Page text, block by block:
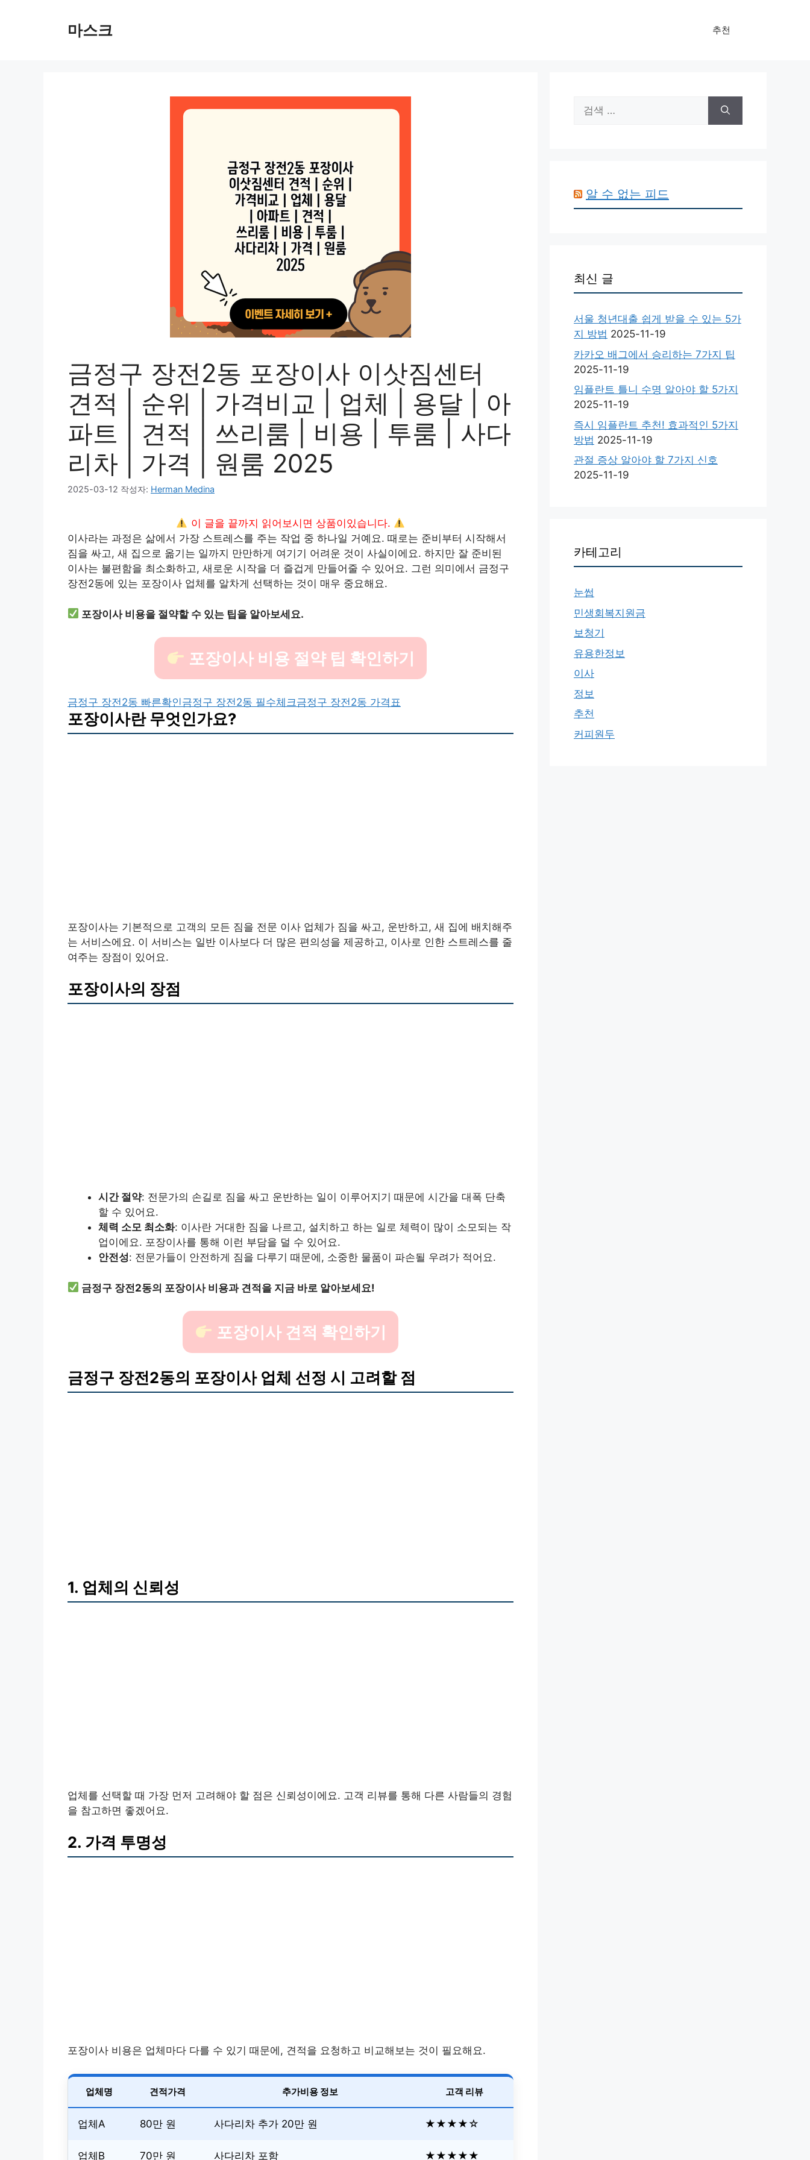
마스크 추천
금정구 장전2동 포장이사 이삿짐센터
견적 | 순위 | 가격비교 | 업체 | 용달 | 아
파트 | 견적 | 쓰리룸 | 비용 | 투룸 | 사다
리차 | 가격 | 원룸 2025
2025-03-12 작성자: Herman Medina
이 글을 끝까지 읽어보시면 상품이있습니다.
이사라는 과정은 삶에서 가장 스트레스를 주는 작업 중 하나일 거예요. 때로는 준비부터 시작해서
짐을 싸고, 새 집으로 옮기는 일까지 만만하게 여기기 어려운 것이 사실이에요. 하지만 잘 준비된
이사는 불편함을 최소화하고, 새로운 시작을 더 즐겁게 만들어줄 수 있어요. 그런 의미에서 금정구
장전2동에 있는 포장이사 업체를 알차게 선택하는 것이 매우 중요해요.
포장이사 비용을 절약할 수 있는 팁을 알아보세요.
포장이사 비용 절약 팁 확인하기
금정구 장전2동 빠른확인금정구 장전2동 필수체크금정구 장전2동 가격표
포장이사란 무엇인가요?
포장이사는 기본적으로 고객의 모든 짐을 전문 이사 업체가 짐을 싸고, 운반하고, 새 집에 배치해주
는 서비스에요. 이 서비스는 일반 이사보다 더 많은 편의성을 제공하고, 이사로 인한 스트레스를 줄
여주는 장점이 있어요.
포장이사의 장점
시간 절약: 전문가의 손길로 짐을 싸고 운반하는 일이 이루어지기 때문에 시간을 대폭 단축
할 수 있어요.
체력 소모 최소화: 이사란 거대한 짐을 나르고, 설치하고 하는 일로 체력이 많이 소모되는 작
업이에요. 포장이사를 통해 이런 부담을 덜 수 있어요.
안전성: 전문가들이 안전하게 짐을 다루기 때문에, 소중한 물품이 파손될 우려가 적어요.
금정구 장전2동의 포장이사 비용과 견적을 지금 바로 알아보세요!
포장이사 견적 확인하기
금정구 장전2동의 포장이사 업체 선정 시 고려할 점
1. 업체의 신뢰성
업체를 선택할 때 가장 먼저 고려해야 할 점은 신뢰성이에요. 고객 리뷰를 통해 다른 사람들의 경험
을 참고하면 좋겠어요.
2. 가격 투명성
포장이사 비용은 업체마다 다를 수 있기 때문에, 견적을 요청하고 비교해보는 것이 필요해요.
업체명 견적가격 추가비용 정보 고객 리뷰
업체A 80만 원 사다리차 추가 20만 원 ★★★★☆
업체B 70만 원 사다리차 포함 ★★★★★
색:
알 수 없는 피드
최신 글
서울 청년대출 쉽게 받을 수 있는 5가
지 방법 2025-11-19
카카오 배그에서 승리하는 7가지 팁
2025-11-19
임플란트 틀니 수명 알아야 할 5가지
2025-11-19
즉시 임플란트 추천! 효과적인 5가지
방법 2025-11-19
관절 증상 알아야 할 7가지 신호
2025-11-19
카테고리
눈썹
민생회복지원금
보청기
유용한정보
이사
정보
추천
커피원두